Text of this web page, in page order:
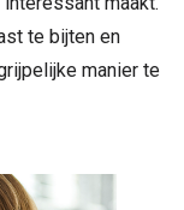
te bijten en
manier te